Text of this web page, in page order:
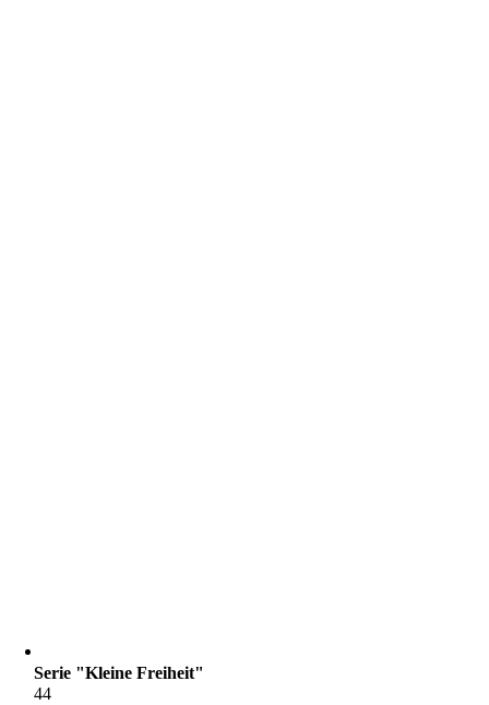
Serie "Kleine Freiheit"
44